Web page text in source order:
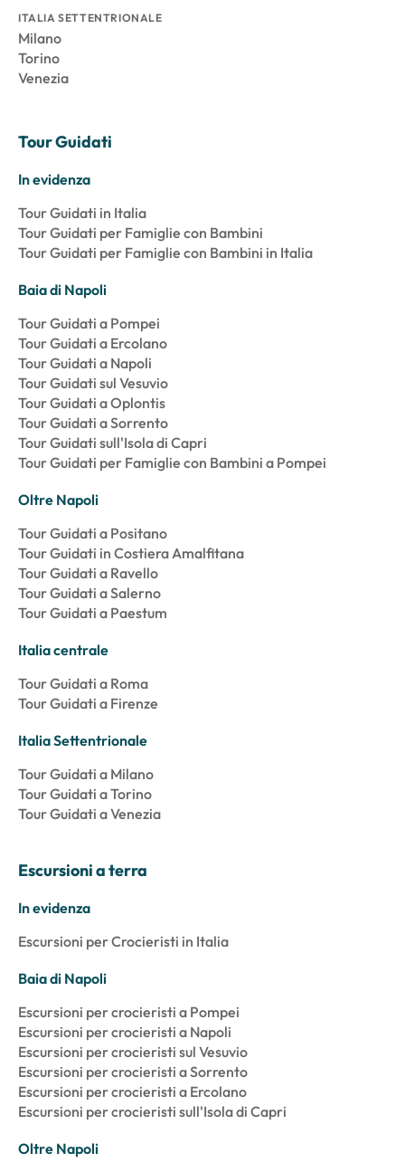
ITALIA SETTENTRIONALE
Milano
Torino
Venezia
Tour Guidati
In evidenza
Tour Guidati in Italia
Tour Guidati per Famiglie con Bambini
Tour Guidati per Famiglie con Bambini in Italia
Baia di Napoli
Tour Guidati a Pompei
Tour Guidati a Ercolano
Tour Guidati a Napoli
Tour Guidati sul Vesuvio
Tour Guidati a Oplontis
Tour Guidati a Sorrento
Tour Guidati sull'Isola di Capri
Tour Guidati per Famiglie con Bambini a Pompei
Oltre Napoli
Tour Guidati a Positano
Tour Guidati in Costiera Amalfitana
Tour Guidati a Ravello
Tour Guidati a Salerno
Tour Guidati a Paestum
Italia centrale
Tour Guidati a Roma
Tour Guidati a Firenze
Italia Settentrionale
Tour Guidati a Milano
Tour Guidati a Torino
Tour Guidati a Venezia
Escursioni a terra
In evidenza
Escursioni per Crocieristi in Italia
Baia di Napoli
Escursioni per crocieristi a Pompei
Escursioni per crocieristi a Napoli
Escursioni per crocieristi sul Vesuvio
Escursioni per crocieristi a Sorrento
Escursioni per crocieristi a Ercolano
Escursioni per crocieristi sull'Isola di Capri
Oltre Napoli